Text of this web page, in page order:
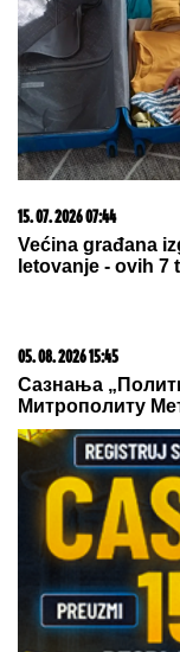
Komfor po meri
06. 08. 2026 07:08